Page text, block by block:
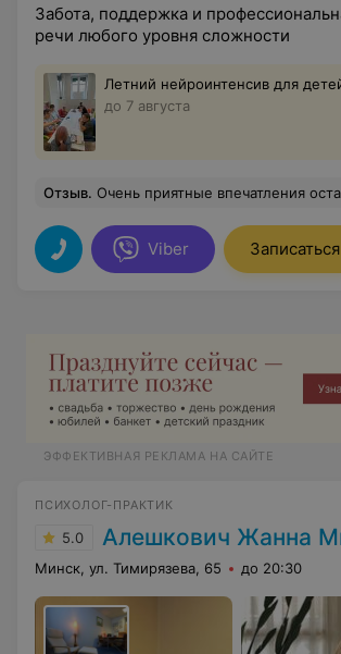
Забота, поддержка и
речи любого уровня сложности
Летний нейроинтенсив для
до 7 августа
Отзыв. Очень приятные впечатления остались после
Viber Записаться
ЭФФЕКТИВНАЯ РЕКЛАМА НА САЙТЕ
ПСИХОЛОГ-ПРАКТИК
5.0 Алешкович Жанна
Минск, ул. Тимирязева, 65 до 20:30